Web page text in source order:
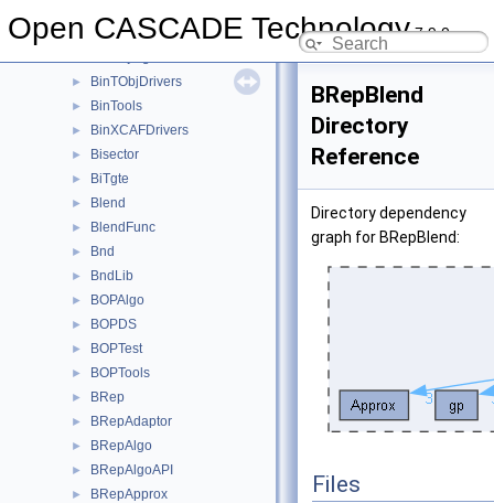
Open CASCADE Technology7.9.0
BinMXCAFDoc
► BinTObjDrivers
► BinTools
► BinXCAFDrivers
► Bisector
► BiTgte
► Blend
► BlendFunc
► Bnd
► BndLib
► BOPAlgo
► BOPDS
► BOPTest
► BOPTools
► BRep
► BRepAdaptor
► BRepAlgo
► BRepAlgoAPI
► BRepApprox
BRepBlend
Directory
Reference
Directory dependency
graph for BRepBlend:
Files